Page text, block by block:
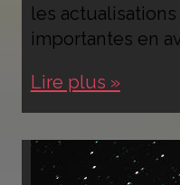
les
importantes en
Abonnement
Lire plus »